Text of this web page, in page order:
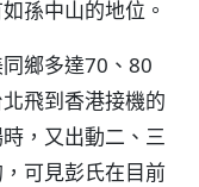
孫中山的地位。
鄉多達70、80
飛到香港接機的
，又出動二、三
可見彭氏在目前